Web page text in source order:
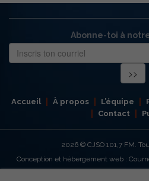
Abonne-toi à
Accueil À propos L’équipe
Contact
2026 © CJSO 101,7 FM.
Conception et hébergement web :